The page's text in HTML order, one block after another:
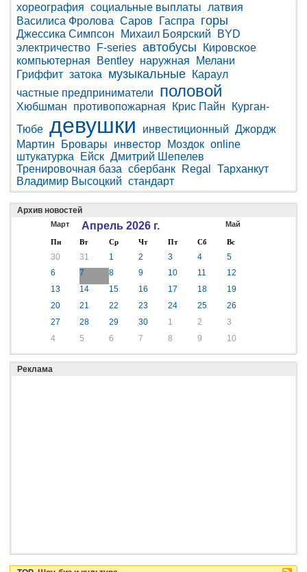
хореография социальные выплаты
латвия
Василиса Фролова Саров Гаспра горы
Джессика Симпсон Михаил Боярский
BYD
электричество
F-series автобусы
Кировское
компьютерная
Bentley наружная
Мелани
Гриффит затока музыкальные
Караул
частные предприниматели
половой
Хюбшман противопожарная Крис Пайн
Курган-
Тюбе девушки инвестиционный Джордж
Мартин
Бровары инвестор Моздок online
штукатурка
Ейск Дмитрий Шепелев
Тренировочная база сбербанк Regal
Тарханкут
Владимир Высоцкий стандарт
Архив новостей
Март Апрель 2026 г. Май
Пн Вт Ср Чт Пт Сб Вс
30 31 1 2 3 4
5
6
7 8 9 10 11
12
13
14 15 16 17 18
19
20
21 22 23 24 25
26
27
28 29 30 1 2
3
4
5 6 7 8 9 10
Реклама